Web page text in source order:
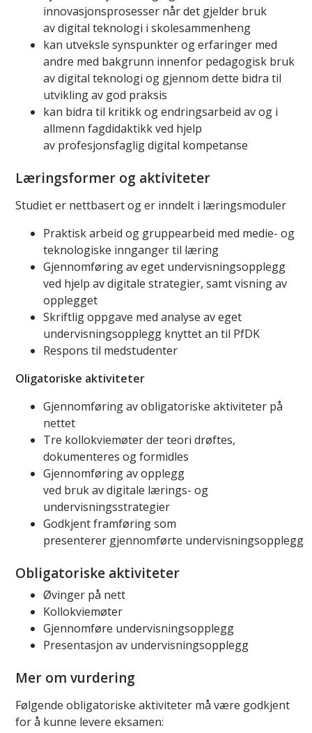
innovasjonsprosesser når det gjelder bruk
av digital teknologi i skolesammenheng
kan utveksle synspunkter og erfaringer med
andre med bakgrunn innenfor pedagogisk bruk
av digital teknologi og gjennom dette bidra til
utvikling av god praksis
kan bidra til kritikk og endringsarbeid av og i
allmenn fagdidaktikk ved hjelp
av profesjonsfaglig digital kompetanse
Læringsformer og aktiviteter
Studiet er nettbasert og er inndelt i læringsmoduler
Praktisk arbeid og gruppearbeid med medie- og
teknologiske innganger til læring
Gjennomføring av eget undervisningsopplegg
ved hjelp av digitale strategier, samt visning av
opplegget
Skriftlig oppgave med analyse av eget
undervisningsopplegg knyttet an til PfDK
Respons til medstudenter
Oligatoriske aktiviteter
Gjennomføring av obligatoriske aktiviteter på
nettet
Tre kollokviemøter der teori drøftes,
dokumenteres og formidles
Gjennomføring av opplegg
ved bruk av digitale lærings- og
undervisningsstrategier
Godkjent framføring som
presenterer gjennomførte undervisningsopplegg
Obligatoriske aktiviteter
Øvinger på nett
Kollokviemøter
Gjennomføre undervisningsopplegg
Presentasjon av undervisningsopplegg
Mer om vurdering
Følgende obligatoriske aktiviteter må være godkjent
for å kunne levere eksamen: